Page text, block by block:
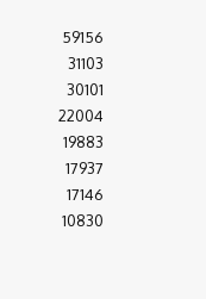
59156
31103
30101
22004
19883
17937
17146
10830